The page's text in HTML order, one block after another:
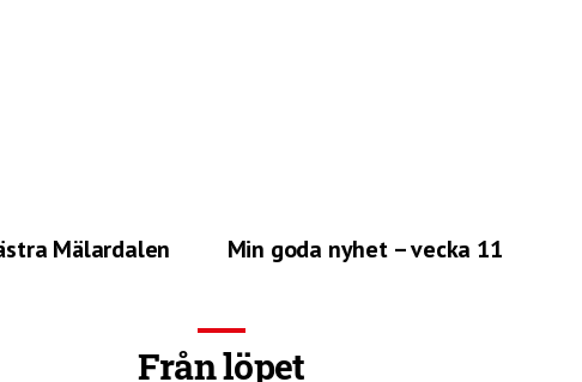
Mälardalen Min goda nyhet – vecka 11
Från löpet